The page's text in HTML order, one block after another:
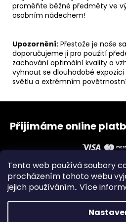
Tento web používá soubory
procházením tohoto webu
jejich používáním.. Více
proměňte běžné předměty ve
osobním nádechem!
Upozornění: Přestože je naše
doporučujeme ji pro použití
zachování optimální kvality a
vyhnout se dlouhodobé
světlu a extrémním
Z
t
Přijímáme online
Obchodní podmínky Zásady